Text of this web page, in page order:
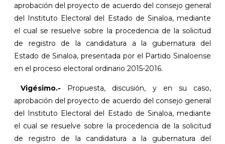
aprobación del proyecto de acuerdo del consejo general
del Instituto Electoral del Estado de Sinaloa, mediante
el cual se resuelve sobre la procedencia de la solicitud
de registro de la candidatura a la gubernatura del
Estado de Sinaloa, presentada por el Partido Sinaloense
en el proceso electoral ordinario 2015-2016.
Vigésimo.- Propuesta, discusión, y en su caso,
aprobación del proyecto de acuerdo del consejo general
del Instituto Electoral del Estado de Sinaloa, mediante
el cual se resuelve sobre la procedencia de la solicitud
de registro de la candidatura a la gubernatura del